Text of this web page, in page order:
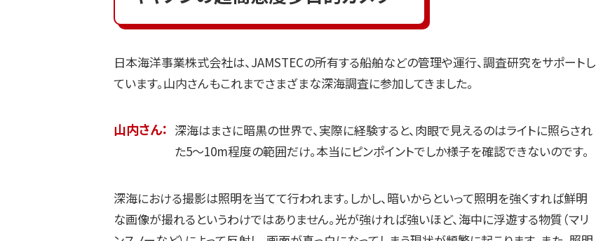
日本海洋事業株式会社は、JAMSTECの所有する船舶などの管理や運行、調査研究をサポートし
ています。山内さんもこれまでさまざまな深海調査に参加してきました。
山内さん： 深海はまさに暗黒の世界で、実際に経験すると、肉眼で見えるのはライトに照らされ
た5～10m程度の範囲だけ。本当にピンポイントでしか様子を確認できないのです。
深海における撮影は照明を当てて行われます。しかし、暗いからといって照明を強くすれば鮮明
な画像が撮れるというわけではありません。光が強ければ強いほど、海中に浮遊する物質（マリ